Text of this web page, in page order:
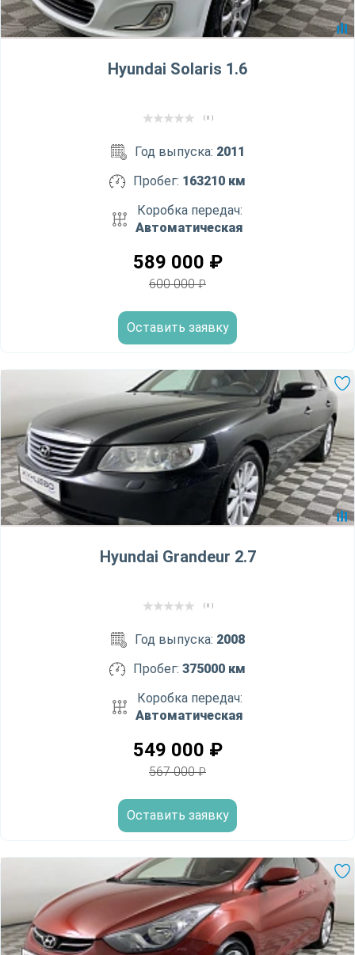
Hyundai Solaris 1.6
( 0 )
Год выпуска: 2011
Пробег: 163210 км
Коробка передач:
Автоматическая
589 000 ₽
600 000₽
Оставить заявку
Hyundai Grandeur 2.7
( 0 )
Год выпуска: 2008
Пробег: 375000 км
Коробка передач:
Автоматическая
549 000 ₽
567 000₽
Оставить заявку